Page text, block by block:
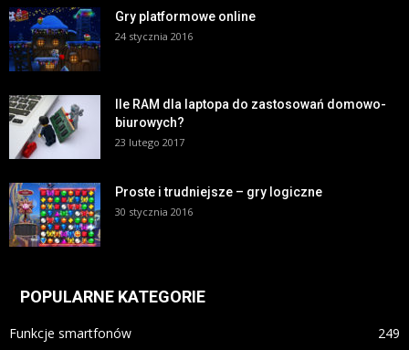
Gry platformowe online
24 stycznia 2016
Ile RAM dla laptopa do zastosowań domowo-
biurowych?
23 lutego 2017
Proste i trudniejsze – gry logiczne
30 stycznia 2016
POPULARNE KATEGORIE
Funkcje smartfonów
249